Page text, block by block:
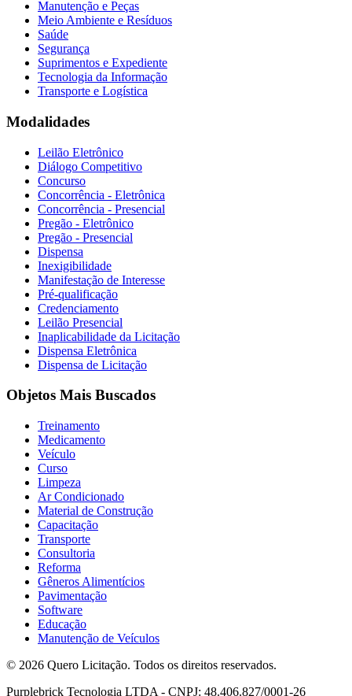
Manutenção e Peças
Meio Ambiente e Resíduos
Saúde
Segurança
Suprimentos e Expediente
Tecnologia da Informação
Transporte e Logística
Modalidades
Leilão Eletrônico
Diálogo Competitivo
Concurso
Concorrência - Eletrônica
Concorrência - Presencial
Pregão - Eletrônico
Pregão - Presencial
Dispensa
Inexigibilidade
Manifestação de Interesse
Pré-qualificação
Credenciamento
Leilão Presencial
Inaplicabilidade da Licitação
Dispensa Eletrônica
Dispensa de Licitação
Objetos Mais Buscados
Treinamento
Medicamento
Veículo
Curso
Limpeza
Ar Condicionado
Material de Construção
Capacitação
Transporte
Consultoria
Reforma
Gêneros Alimentícios
Pavimentação
Software
Educação
Manutenção de Veículos
© 2026 Quero Licitação. Todos os direitos reservados.
Purplebrick Tecnologia LTDA - CNPJ: 48.406.827/0001-26